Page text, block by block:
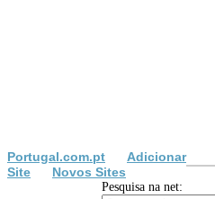
Portugal.com.pt
Adicionar
Site
Novos Sites
Pesquisa na net: